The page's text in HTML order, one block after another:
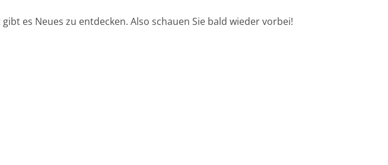
es Neues zu entdecken. Also schauen Sie bald wieder vorbei!